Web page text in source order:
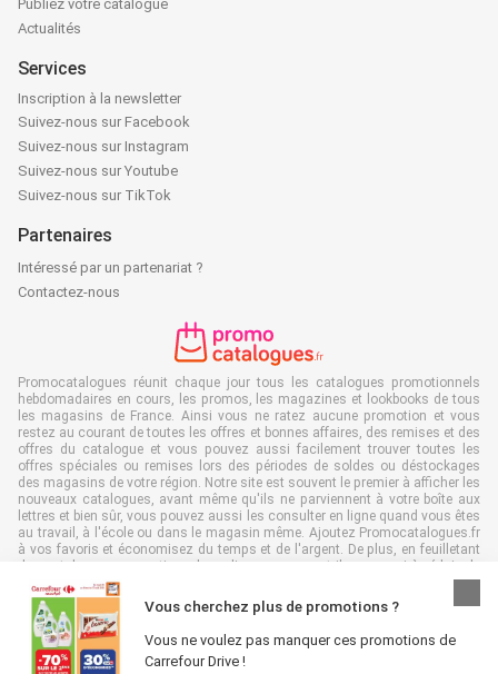
Vous cherchez plus de promotions ?
Vous ne voulez pas manquer ces promotions de
Carrefour Drive !
Publiez votre catalogue
Actualités
Services
Inscription à la newsletter
Suivez-nous sur Facebook
Suivez-nous sur Instagram
Suivez-nous sur Youtube
Suivez-nous sur TikTok
Partenaires
Intéressé par un partenariat ?
Contactez-nous
Promocatalogues réunit chaque jour tous les catalogues promotionnels
hebdomadaires en cours, les promos, les magazines et lookbooks de tous
les magasins de France. Ainsi vous ne ratez aucune promotion et vous
restez au courant de toutes les offres et bonnes affaires, des remises et des
offres du catalogue et vous pouvez aussi facilement trouver toutes les
offres spéciales ou remises lors des périodes de soldes ou déstockages
des magasins de votre région. Notre site est souvent le premier à afficher les
nouveaux catalogues, avant même qu'ils ne parviennent à votre boîte aux
lettres et bien sûr, vous pouvez aussi les consulter en ligne quand vous êtes
au travail, à l'école ou dans le magasin même. Ajoutez Promocatalogues.fr
à vos favoris et économisez du temps et de l'argent. De plus, en feuilletant
des catalogues promotionnels en ligne, vous contribuez aussi à réduire le
gaspillage de papier, ce qui est très avantageux pour l’environnement.